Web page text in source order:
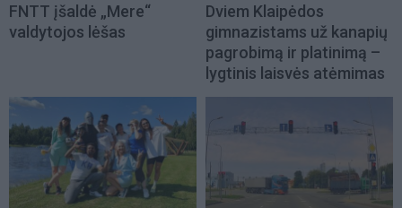
FNTT įšaldė „Mere“
valdytojos lėšas
Dviem Klaipėdos
gimnazistams už kanapių
pagrobimą ir platinimą –
lygtinis laisvės atėmimas